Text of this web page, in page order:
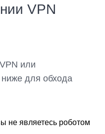
VPN
или
для обхода
не являетесь роботом